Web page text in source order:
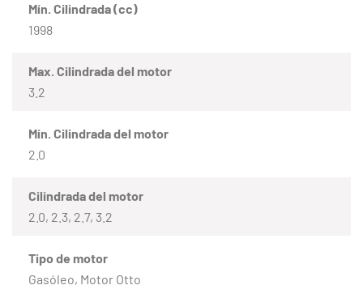
Mín. Cilindrada (cc)
1998
Max. Cilindrada del motor
3.2
Mín. Cilindrada del motor
2.0
Cilindrada del motor
2.0, 2.3, 2.7, 3.2
Tipo de motor
Gasóleo, Motor Otto